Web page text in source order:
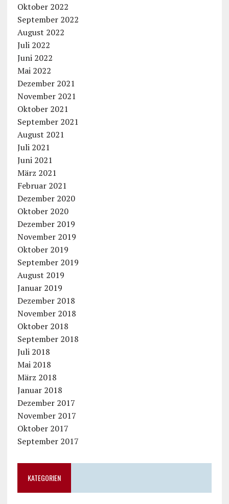
Oktober 2022
September 2022
August 2022
Juli 2022
Juni 2022
Mai 2022
Dezember 2021
November 2021
Oktober 2021
September 2021
August 2021
Juli 2021
Juni 2021
März 2021
Februar 2021
Dezember 2020
Oktober 2020
Dezember 2019
November 2019
Oktober 2019
September 2019
August 2019
Januar 2019
Dezember 2018
November 2018
Oktober 2018
September 2018
Juli 2018
Mai 2018
März 2018
Januar 2018
Dezember 2017
November 2017
Oktober 2017
September 2017
KATEGORIEN